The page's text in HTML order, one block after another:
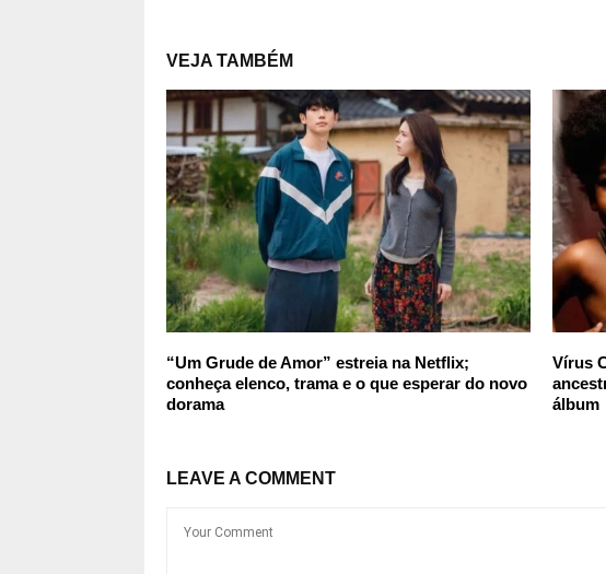
VEJA TAMBÉM
“Um Grude de Amor” estreia na Netflix;
conheça elenco, trama e o que esperar do novo
dorama
Vírus
álbum
LEAVE A COMMENT